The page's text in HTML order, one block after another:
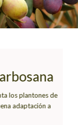
los plantones de
adaptación a